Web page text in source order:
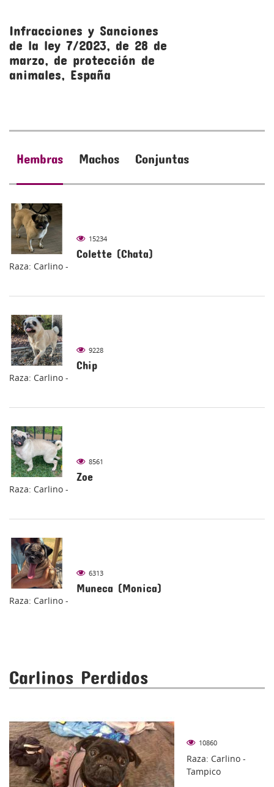
Infracciones y Sanciones
de la ley 7/2023, de 28 de
marzo, de protección de
animales, España
Hembras Machos Conjuntas
15234
Colette (Chata)
Raza: Carlino -
9228
Chip
Raza: Carlino -
8561
Zoe
Raza: Carlino -
6313
Muneca (Monica)
Raza: Carlino -
Carlinos Perdidos
10860
Raza: Carlino -
Tampico